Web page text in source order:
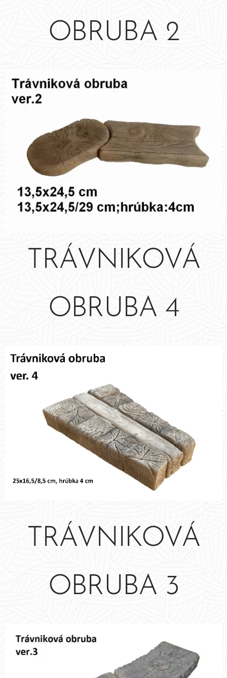
OBRUBA 2
TRÁVNIKOVÁ
OBRUBA 4
TRÁVNIKOVÁ
OBRUBA 3